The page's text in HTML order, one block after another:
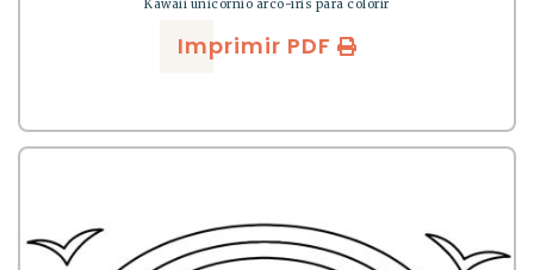
Kawaii unicórnio arco-íris para colorir
Imprimir PDF